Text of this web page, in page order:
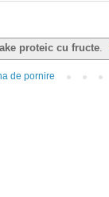
proteic cu fructe.
de pornire